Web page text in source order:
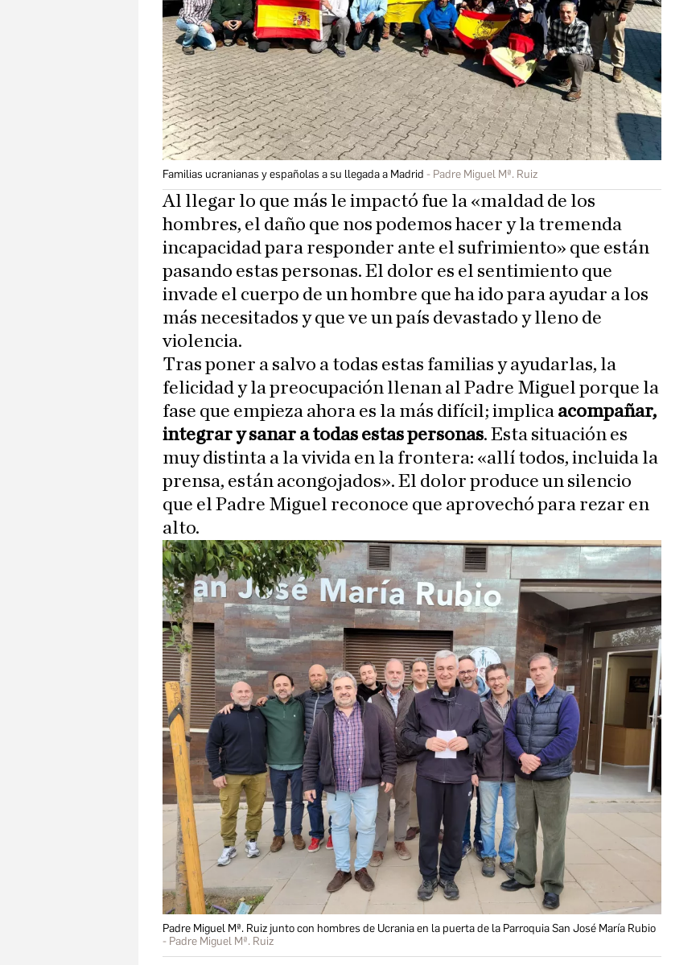
Familias ucranianas y españolas a su llegada a Madrid Padre Miguel Mª. Ruiz
Al llegar lo que más le impactó fue la «maldad de los
hombres, el daño que nos podemos hacer y la tremenda
incapacidad para responder ante el sufrimiento» que están
pasando estas personas. El dolor es el sentimiento que
invade el cuerpo de un hombre que ha ido para ayudar a los
más necesitados y que ve un país devastado y lleno de
violencia.
Tras poner a salvo a todas estas familias y ayudarlas, la
felicidad y la preocupación llenan al Padre Miguel porque la
fase que empieza ahora es la más difícil; implica acompañar,
integrar y sanar a todas estas personas. Esta situación es
muy distinta a la vivida en la frontera: «allí todos, incluida la
prensa, están acongojados». El dolor produce un silencio
que el Padre Miguel reconoce que aprovechó para rezar en
alto.
Padre Miguel Mª. Ruiz junto con hombres de Ucrania en la puerta de la Parroquia San José María Rubio
Padre Miguel Mª. Ruiz